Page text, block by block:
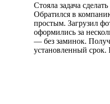
Стояла задача
Обратился в
простым. Загрузил
оформились за
— без заминок.
установленный